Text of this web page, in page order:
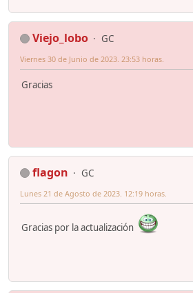
Viejo_lobo
GC
Viernes 30 de Junio de 2023. 23:53 horas.
Gracias
flagon
GC
Lunes 21 de Agosto de 2023. 12:19 horas.
Gracias por la actualización